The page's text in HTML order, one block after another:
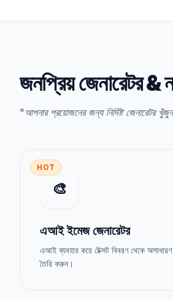
জনপ্রিয় জেনারেটর&
" আপনার প্রয়োজনের জন্য নির্দিষ্ট জেনারেটর খুঁজুন
HOT
🎨
এআই ইমেজ জেনারেটর
এআই ব্যবহার করে টেক্সট বিবরণ থেকে
তৈরি করুন।